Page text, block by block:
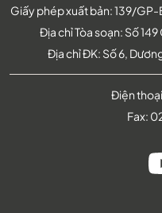
Giấy phép xuất bản: 139/GP-
Địa chỉ Tòa soạn: Số
Địa chỉ ĐK: Số 6,
Điện
Fax: